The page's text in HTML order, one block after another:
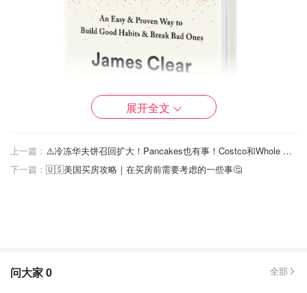
📚 "Essentialism: The Disciplined Pursuit of Less" by
重要的少数几件事上，反而能获得更大的成就感和自由。他
倡导的是时间管理上的“极简主义”。
展开全文
上一篇：
⚠️冷冻华夫饼召回扩大！Pancakes也有事！Costco和Whole Foods都中招！
下一篇： 🇺🇸美国买房攻略｜在买房前需要考虑的一些事🤔
问大家0 全部